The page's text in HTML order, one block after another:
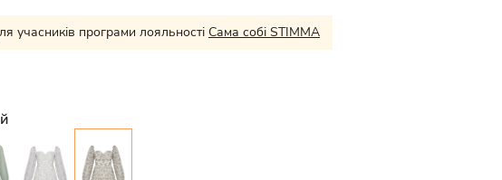
учасників програми лояльності Сама собі STIMMA